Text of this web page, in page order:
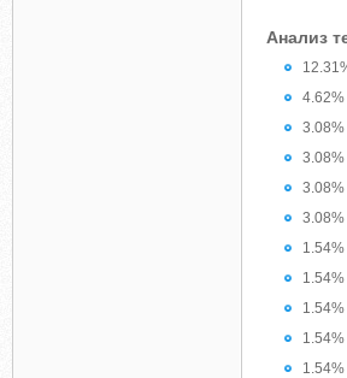
Анализ
4.62%
3.08%
3.08%
3.08%